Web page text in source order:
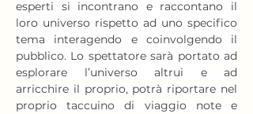
esperti si incontrano e raccontano il
loro universo rispetto ad uno specifico
tema interagendo e coinvolgendo il
pubblico. Lo spettatore sarà portato ad
esplorare l’universo altrui e ad
arricchire il proprio, potrà riportare nel
proprio taccuino di viaggio note e